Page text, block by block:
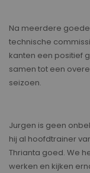
Na meerdere
technische
kanten een positief
samen tot een
seizoen.
Jurgen is geen
hij al hoofdtrainer
Thrianta goed. We
werken en kijken